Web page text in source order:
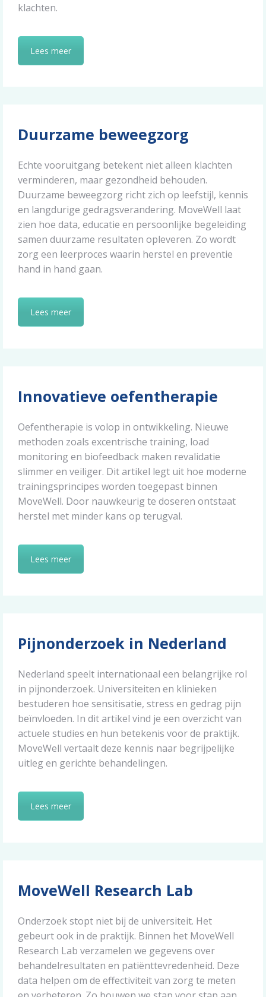
klachten.
Lees meer
Duurzame beweegzorg
Echte vooruitgang betekent niet alleen klachten
verminderen, maar gezondheid behouden.
Duurzame beweegzorg richt zich op leefstijl, kennis
en langdurige gedragsverandering. MoveWell laat
zien hoe data, educatie en persoonlijke begeleiding
samen duurzame resultaten opleveren. Zo wordt
zorg een leerproces waarin herstel en preventie
hand in hand gaan.
Lees meer
Innovatieve oefentherapie
Oefentherapie is volop in ontwikkeling. Nieuwe
methoden zoals excentrische training, load
monitoring en biofeedback maken revalidatie
slimmer en veiliger. Dit artikel legt uit hoe moderne
trainingsprincipes worden toegepast binnen
MoveWell. Door nauwkeurig te doseren ontstaat
herstel met minder kans op terugval.
Lees meer
Pijnonderzoek in Nederland
Nederland speelt internationaal een belangrijke rol
in pijnonderzoek. Universiteiten en klinieken
bestuderen hoe sensitisatie, stress en gedrag pijn
beïnvloeden. In dit artikel vind je een overzicht van
actuele studies en hun betekenis voor de praktijk.
MoveWell vertaalt deze kennis naar begrijpelijke
uitleg en gerichte behandelingen.
Lees meer
MoveWell Research Lab
Onderzoek stopt niet bij de universiteit. Het
gebeurt ook in de praktijk. Binnen het MoveWell
Research Lab verzamelen we gegevens over
behandelresultaten en patiënttevredenheid. Deze
data helpen om de effectiviteit van zorg te meten